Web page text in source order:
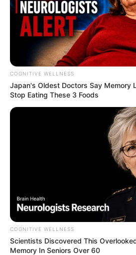
COGNITIVE WELLNESS
Japan's Oldest Doctors Say Me​mory
Stop Eating These 3 Foods
COGNITIVE WELLNESS
Scientists Discovered This
Memory In Seniors Over 60